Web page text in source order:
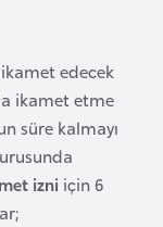
edecek
ikamet etme
süre kalmayı
izni için 6